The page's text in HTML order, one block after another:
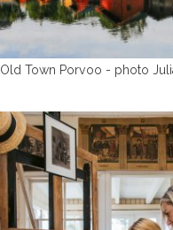
Old Town Porvoo - photo